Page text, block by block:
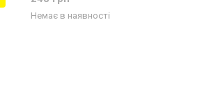
Немає в наявності